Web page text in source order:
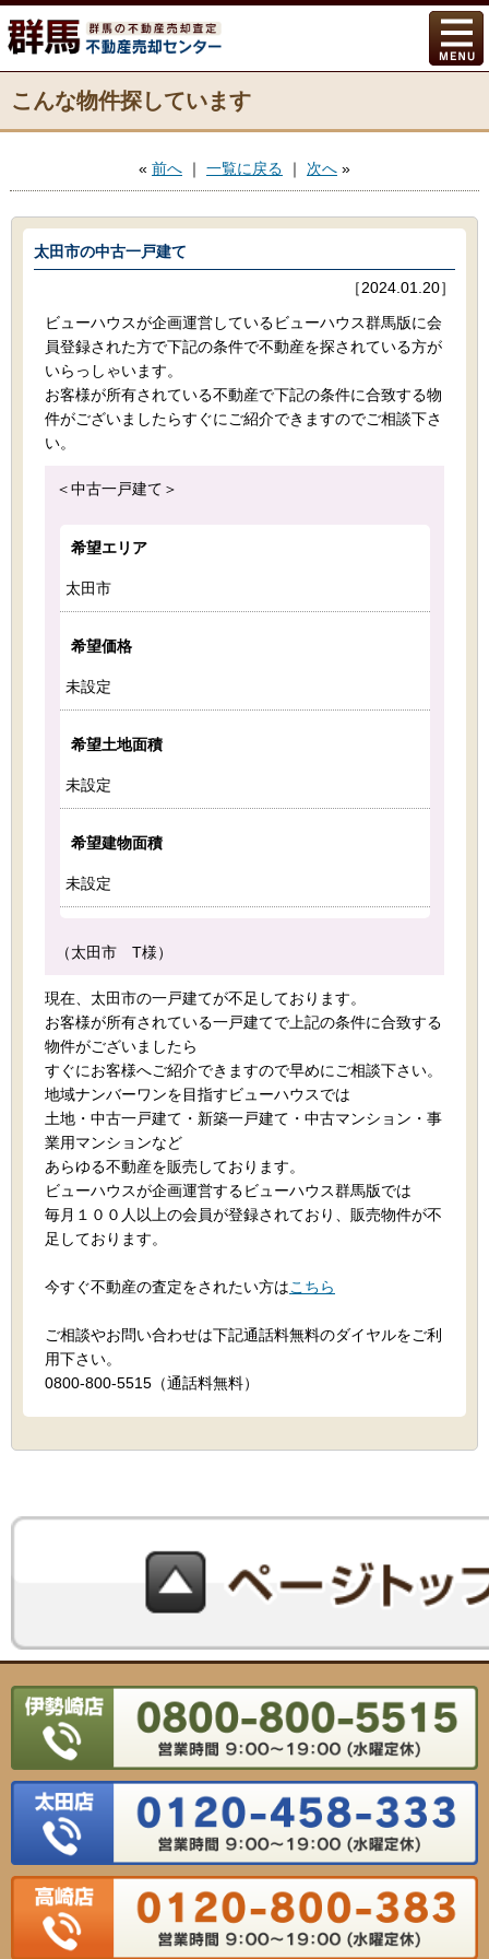
こんな物件探しています
« 前へ ｜ 一覧に戻る ｜ 次へ »
太田市の中古一戸建て
［2024.01.20］
ビューハウスが企画運営しているビューハウス群馬版に会
員登録された方で下記の条件で不動産を探されている方が
いらっしゃいます。
お客様が所有されている不動産で下記の条件に合致する物
件がございましたらすぐにご紹介できますのでご相談下さ
い。
＜中古一戸建て＞
希望エリア
太田市
希望価格
未設定
希望土地面積
未設定
希望建物面積
未設定
（太田市 T様）
現在、太田市の一戸建てが不足しております。
お客様が所有されている一戸建てで上記の条件に合致する
物件がございましたら
すぐにお客様へご紹介できますので早めにご相談下さい。
地域ナンバーワンを目指すビューハウスでは
土地・中古一戸建て・新築一戸建て・中古マンション・事
業用マンションなど
あらゆる不動産を販売しております。
ビューハウスが企画運営するビューハウス群馬版では
毎月１００人以上の会員が登録されており、販売物件が不
足しております。
今すぐ不動産の査定をされたい方はこちら
ご相談やお問い合わせは下記通話料無料のダイヤルをご利
用下さい。
0800-800-5515（通話料無料）